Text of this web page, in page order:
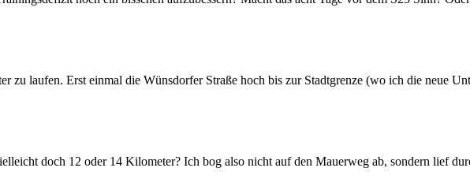
zu laufen. Erst einmal die Wünsdorfer Straße hoch bis zur Stadtgrenze (wo ich die neue
doch 12 oder 14 Kilometer? Ich bog also nicht auf den Mauerweg ab, sondern lief